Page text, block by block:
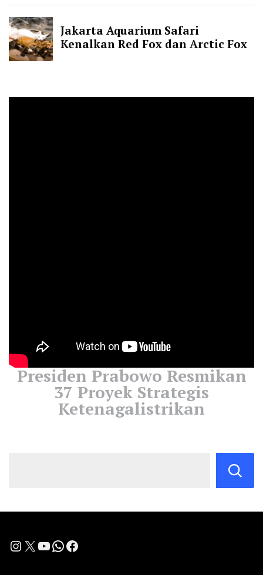
Presiden Prabowo Resmikan
37 Proyek Strategis
Ketenagalistrikan
Instagram
X YouTube
WhatsApp
Facebook